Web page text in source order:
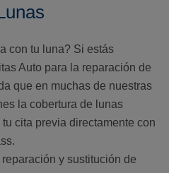
con tu luna? Si estás
Auto para la reparación de
que en muchas de nuestras
la cobertura de lunas
cita previa directamente con
y sustitución de